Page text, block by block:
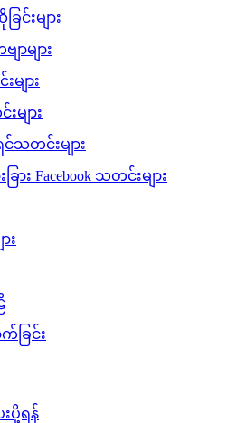
င်းများ
ာများ
များ
များ
သတင်းများ
ြား Facebook သတင်းများ
း
ခြင်း
ပို့ရန်